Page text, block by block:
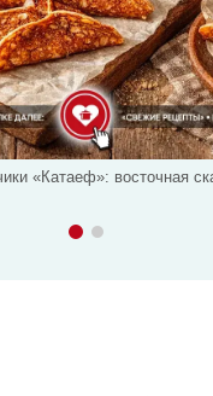
«Катаеф»: восточная